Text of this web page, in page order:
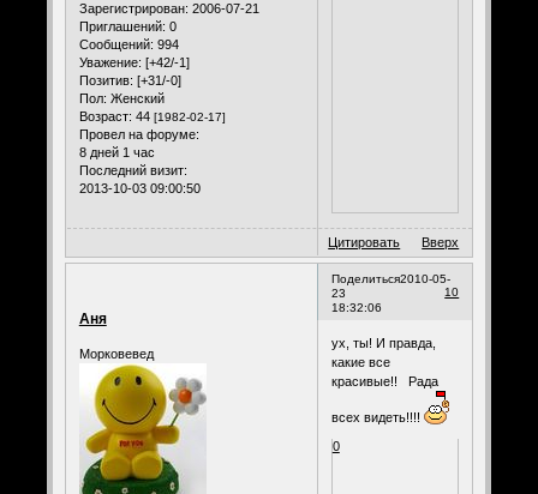
Зарегистрирован: 2006-07-21
Приглашений: 0
Сообщений: 994
Уважение: [+42/-1]
Позитив: [+31/-0]
Пол: Женский
Возраст: 44 [1982-02-17]
Провел на форуме:
8 дней 1 час
Последний визит:
2013-10-03 09:00:50
Цитировать Вверх
Поделиться
10
2010-05-
23
18:32:06
Аня
Морковевед
ух, ты! И правда,
какие все
красивые!! Рада
всех видеть!!!!
0